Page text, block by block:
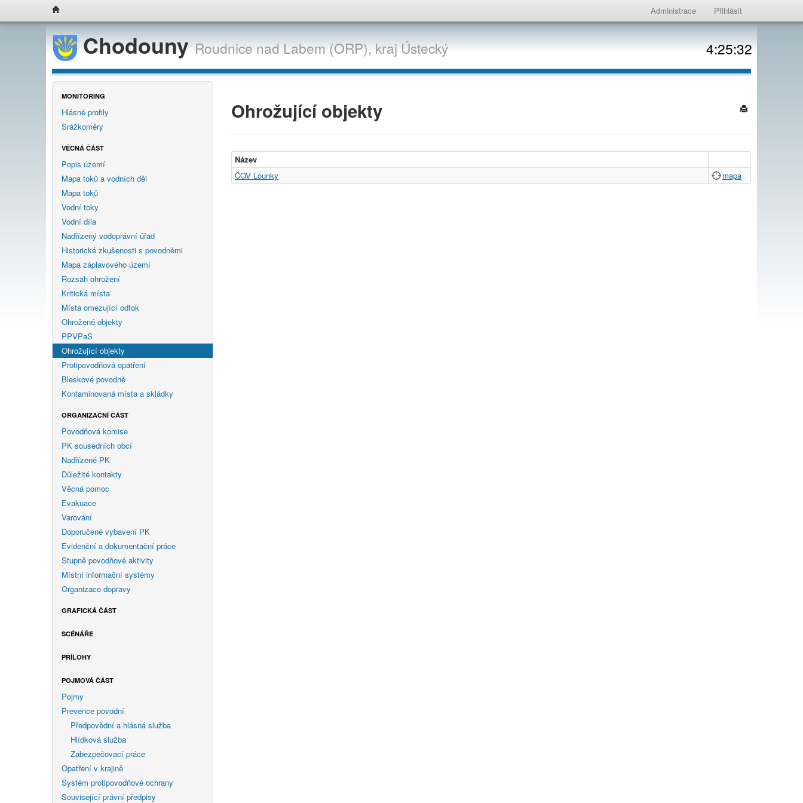
Administrace Přihlásit
ChodounyRoudnice nad Labem (ORP),krajÚstecký 4:25:32
MONITORING
Hlásné profily
Srážkoměry
VĚCNÁ ČÁST
Popis území
Mapa toků a vodních děl
Mapa toků
Vodní toky
Vodní díla
Nadřízený vodoprávní úřad
Historické zkušenosti s povodněmi
Mapa záplavového území
Rozsah ohrožení
Kritická místa
Místa omezující odtok
Ohrožené objekty
PPVPaS
Ohrožující objekty
Protipovodňová opatření
Bleskové povodně
Kontaminovaná místa a skládky
ORGANIZAČNÍ ČÁST
Povodňová komise
PK sousedních obcí
Nadřízené PK
Důležité kontakty
Věcná pomoc
Evakuace
Varování
Doporučené vybavení PK
Evidenční a dokumentační práce
Stupně povodňové aktivity
Místní informační systémy
Organizace dopravy
GRAFICKÁ ČÁST
SCÉNÁŘE
PŘÍLOHY
POJMOVÁ ČÁST
Pojmy
Prevence povodní
Předpovědní a hlásná služba
Hlídková služba
Zabezpečovací práce
Opatření v krajině
Systém protipovodňové ochrany
Související právní předpisy
Ohrožující objekty
Název
ČOV Lounky
mapa